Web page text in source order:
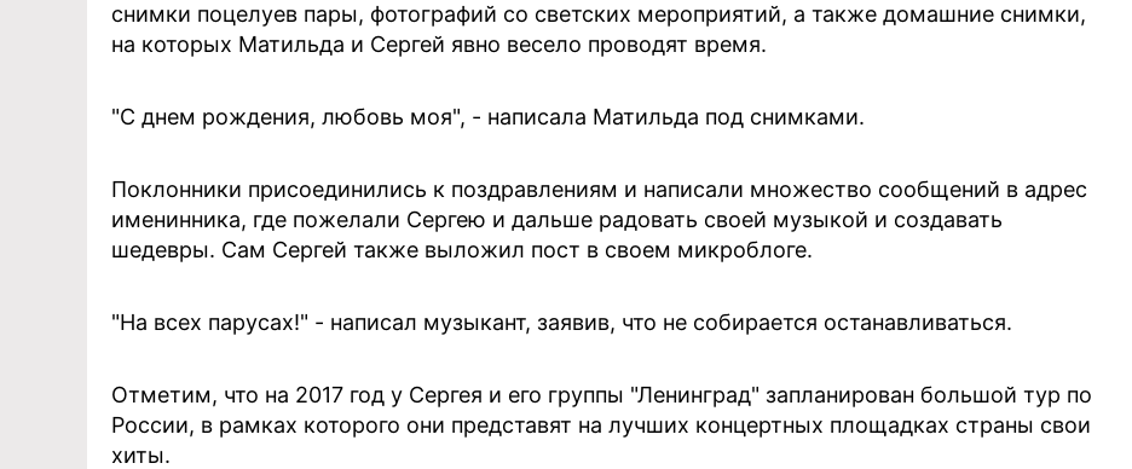
снимки поцелуев пары, фотографий со светских мероприятий, а также домашние снимки,
на которых Матильда и Сергей явно весело проводят время.
"С днем рождения, любовь моя", - написала Матильда под снимками.
Поклонники присоединились к поздравлениям и написали множество сообщений в адрес
именинника, где пожелали Сергею и дальше радовать своей музыкой и создавать
шедевры. Сам Сергей также выложил пост в своем микроблоге.
"На всех парусах!" - написал музыкант, заявив, что не собирается останавливаться.
Отметим, что на 2017 год у Сергея и его группы "Ленинград" запланирован большой тур по
России, в рамках которого они представят на лучших концертных площадках страны свои
хиты.